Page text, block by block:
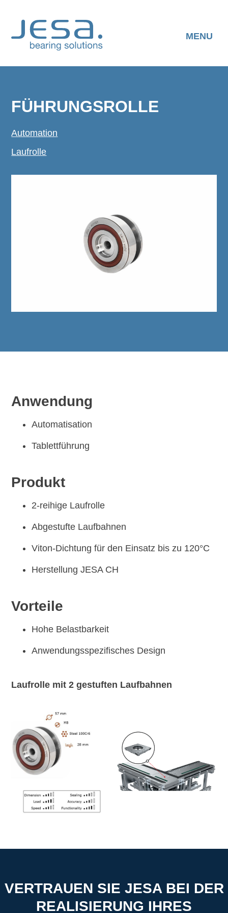
content
MENU
FÜHRUNGSROLLE
Automation
Laufrolle
Anwendung
Automatisation
Tablettführung
Produkt
2-reihige Laufrolle
Abgestufte Laufbahnen
Viton-Dichtung für den Einsatz bis zu 120°C
Herstellung JESA CH
Vorteile
Hohe Belastbarkeit
Anwendungsspezifisches Design
Laufrolle mit 2 gestuften Laufbahnen
VERTRAUEN SIE JESA BEI DER
REALISIERUNG IHRES